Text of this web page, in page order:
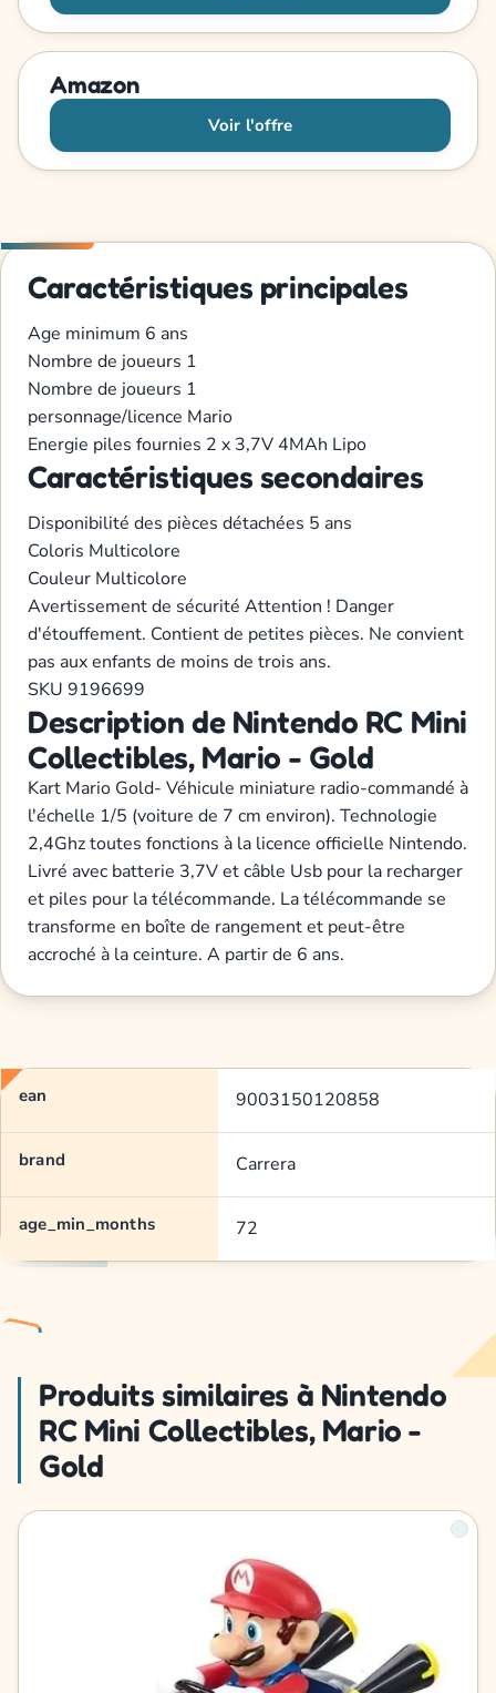
Amazon
Voir l'offre
Caractéristiques principales
Age minimum 6 ans
Nombre de joueurs 1
Nombre de joueurs 1
personnage/licence Mario
Energie piles fournies 2 x 3,7V 4MAh Lipo
Caractéristiques secondaires
Disponibilité des pièces détachées 5 ans
Coloris Multicolore
Couleur Multicolore
Avertissement de sécurité Attention ! Danger
d'étouffement. Contient de petites pièces. Ne convient
pas aux enfants de moins de trois ans.
SKU 9196699
Description de Nintendo RC Mini
Collectibles, Mario - Gold
Kart Mario Gold- Véhicule miniature radio-commandé à
l'échelle 1/5 (voiture de 7 cm environ). Technologie
2,4Ghz toutes fonctions à la licence officielle Nintendo.
Livré avec batterie 3,7V et câble Usb pour la recharger
et piles pour la télécommande. La télécommande se
transforme en boîte de rangement et peut-être
accroché à la ceinture. A partir de 6 ans.
ean 9003150120858
brand Carrera
age_min_months 72
Produits similaires à Nintendo
RC Mini Collectibles, Mario -
Gold